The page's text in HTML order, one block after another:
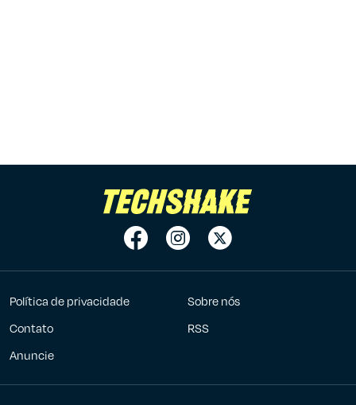
Política de privacidade
Sobre nós
Contato
RSS
Anuncie